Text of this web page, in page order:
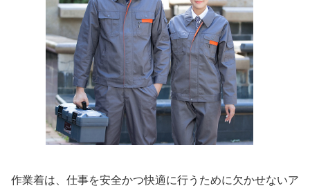
作業着は、仕事を安全かつ快適に行うために欠かせないア